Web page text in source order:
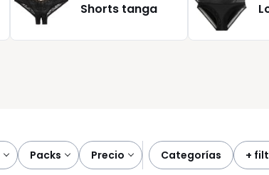
Shorts tanga
packs precio categorías +